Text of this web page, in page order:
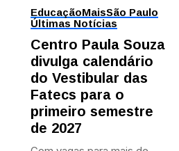
EducaçãoMaisSão Paulo
Últimas Notícias
Centro Paula Souza
divulga calendário
do Vestibular das
Fatecs para o
primeiro semestre
de 2027